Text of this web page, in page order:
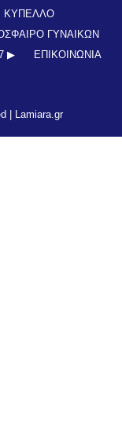
ΚΥΠΕΛΛΟ
ΓΥΝΑΙΚΩΝ
▶︎ ΕΠΙΚΟΙΝΩΝΊΑ
| Lamiara.gr